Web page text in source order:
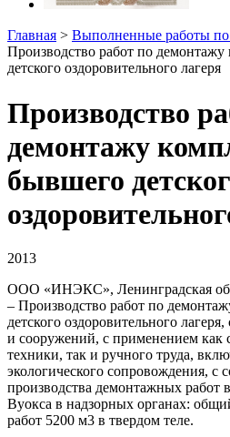
Главная > Выполненные работы по
Производство работ по
детского оздоровительного лагеря
Производство
демонтажу
бывшего
2013
ООО «ИНЭКС», Ленинградская
– Производство работ по
детского оздоровительного
и сооружений, с применением как
техники, так и ручного труда,
экологического сопровождения, с
производства демонтажных работ
Вуокса в надзорных органах:
работ 5200 м3 в твердом теле.